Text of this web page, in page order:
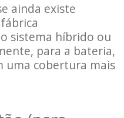
ainda existe
sistema híbrido ou
para a bateria,
uma cobertura mais